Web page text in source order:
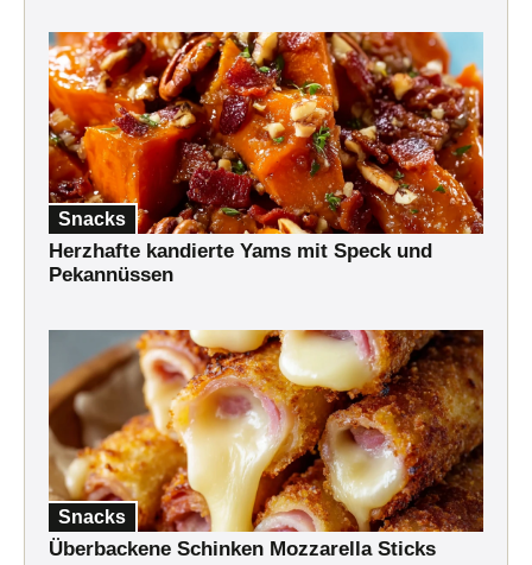
Snacks
Herzhafte kandierte Yams mit Speck und
Pekannüssen
Snacks
Überbackene Schinken Mozzarella Sticks